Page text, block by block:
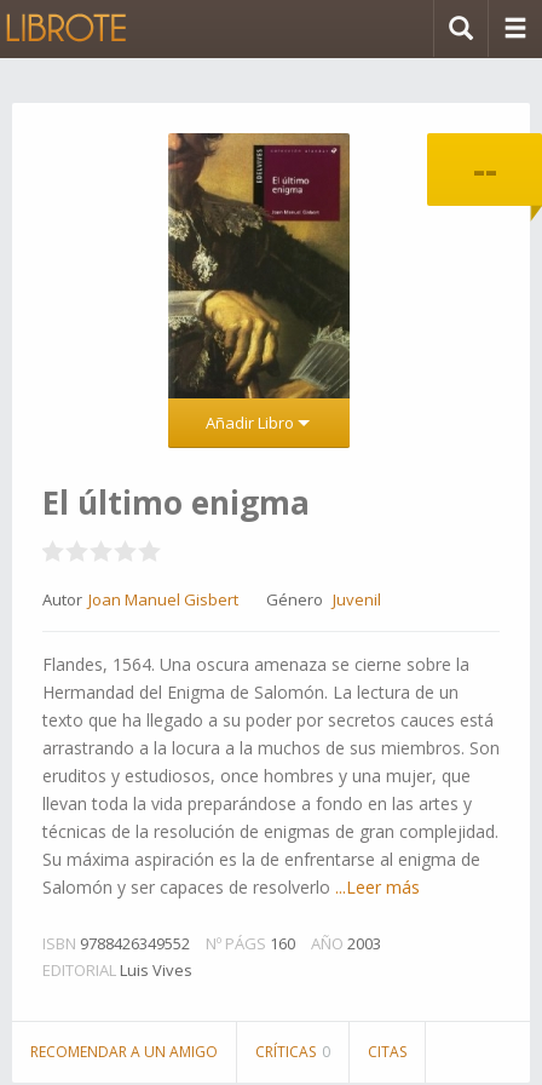
--
Añadir Libro
El último enigma
Autor Joan Manuel Gisbert Género Juvenil
Flandes, 1564. Una oscura amenaza se cierne sobre la
Hermandad del Enigma de Salomón. La lectura de un
texto que ha llegado a su poder por secretos cauces está
arrastrando a la locura a la muchos de sus miembros. Son
eruditos y estudiosos, once hombres y una mujer, que
llevan toda la vida preparándose a fondo en las artes y
técnicas de la resolución de enigmas de gran complejidad.
Su máxima aspiración es la de enfrentarse al enigma de
Salomón y ser capaces de resolverlo ...Leer más
ISBN 9788426349552 Nº PÁGS 160 AÑO 2003
EDITORIAL Luis Vives
RECOMENDAR A UN AMIGO CRÍTICAS 0 CITAS